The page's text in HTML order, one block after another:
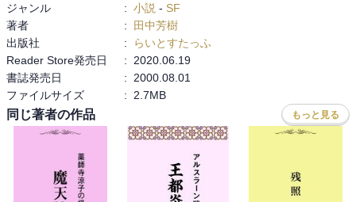
ジャンル : 小説 - SF
著者
:
田中芳樹
出版社
:
らいとすたっふ
Reader Store発売日
:
2020.06.19
書誌発売日
:
2000.08.01
ファイルサイズ
: 2.7MB
同じ著者の作品 もっと見る